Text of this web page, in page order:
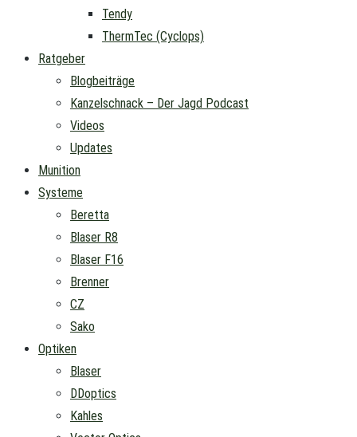
Tendy
ThermTec (Cyclops)
Ratgeber
Blogbeiträge
Kanzelschnack – Der Jagd Podcast
Videos
Updates
Munition
Systeme
Beretta
Blaser R8
Blaser F16
Brenner
CZ
Sako
Optiken
Blaser
DDoptics
Kahles